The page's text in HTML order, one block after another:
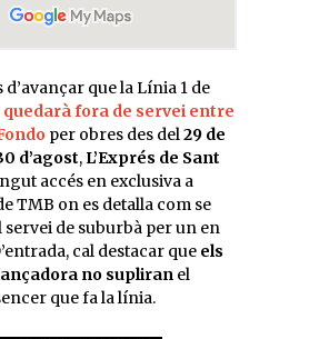
quedarà fora de servei entre
per obres des del29 de
d’agost, L’Exprés de Sant
accés en exclusiva a
TMB on es detalla com se
servei de suburbà per un en
cal destacar que els
no supliran el
que fa la línia.